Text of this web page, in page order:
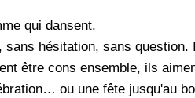
qui dansent.
hésitation, sans
être cons ensemble, ils
ou une fête jusqu'au